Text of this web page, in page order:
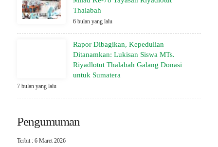
Thalabah
6 bulan yang lalu
Rapor Dibagikan, Kepedulian
Ditanamkan: Lukisan Siswa MTs.
Riyadlotut Thalabah Galang Donasi
untuk Sumatera
7 bulan yang lalu
Pengumuman
Terbit : 6 Maret 2026